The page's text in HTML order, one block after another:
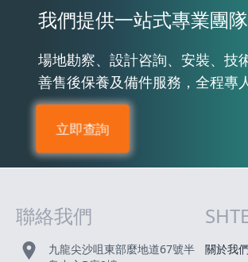
我們提供一站式專業團
場地勘察、設計咨詢、安裝、技
善售後保養及備件服務，全程專
立即查詢
聯絡我們
九龍尖沙咀東部麼地道67號半
網站指
關於我們